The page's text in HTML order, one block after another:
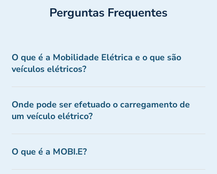
Perguntas Frequentes
O que é a Mobilidade Elétrica e o que são
veículos elétricos?
Onde pode ser efetuado o carregamento de
um veículo elétrico?
O que é a MOBI.E?